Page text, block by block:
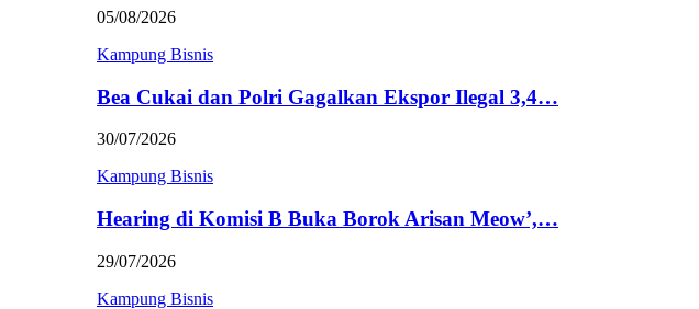
05/08/2026
Kampung Bisnis
Bea Cukai dan Polri Gagalkan Ekspor Ilegal 3,4…
30/07/2026
Kampung Bisnis
Hearing di Komisi B Buka Borok Arisan Meow’,…
29/07/2026
Kampung Bisnis